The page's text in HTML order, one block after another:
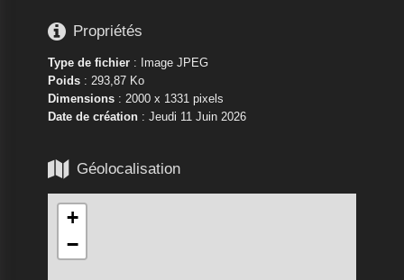
 Propriétés
Type de fichier: Image JPEG
Poids: 293,87 Ko
Dimensions: 2000 x 1331 pixels
Date de création: Jeudi 11 Juin 2026
 Géolocalisation
+
−